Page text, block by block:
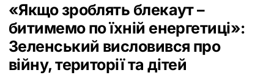
«Якщо зроблять блекаут –
битимемо по їхній енергетиці»:
Зеленський висловився про
війну, території та дітей